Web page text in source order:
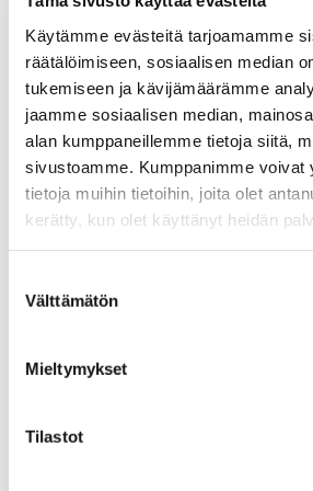
Käytämme evästeitä tarjoamamme
räätälöimiseen, sosiaalisen median
tukemiseen ja kävijämäärämme
jaamme sosiaalisen median,
alan kumppaneillemme tietoja siitä,
sivustoamme. Kumppanimme voivat
tietoja muihin tietoihin, joita olet
kerätty, kun olet käyttänyt heidän
valinta
Välttämätön
Mieltymykset
Tilastot
ovat lähellä toisiaan. Pienten
tärkeää, Suomen yrityksistä 97 % on
työllistäviä yrityksiä, kun yli 100
Digitaalisuuden myötä hyökkääjä voi
yritystä reittinä lopulliseen
koolla ei ole merkitystä hyökkääjän
korostaa näkemyksenään, että hyvän
digitaaliseen
EU-tason kehitys: